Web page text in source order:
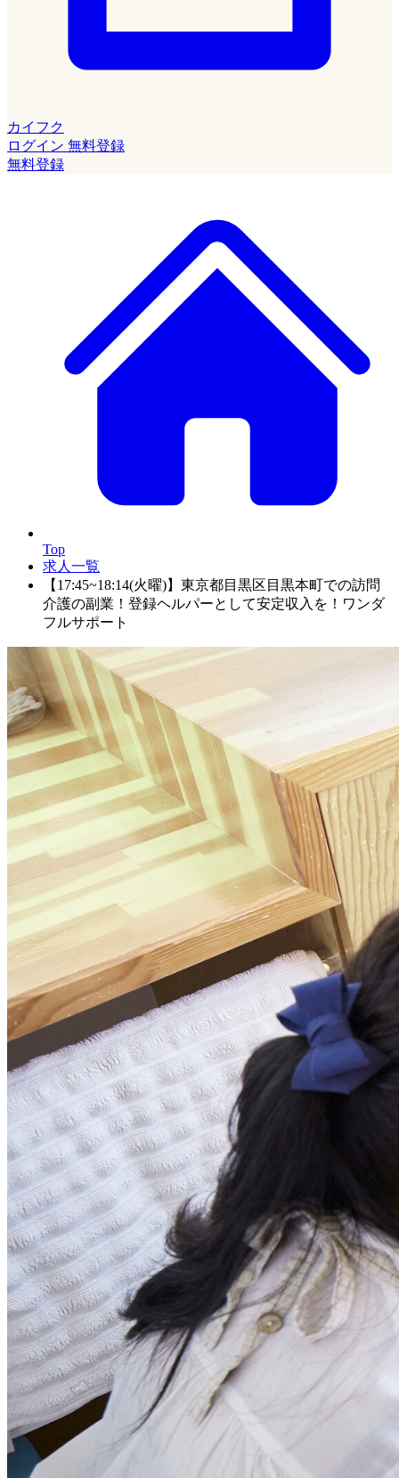
カイフク
ログイン 無料登録
無料登録
Top
求人一覧
【17:45~18:14(火曜)】東京都目黒区目黒本町での訪問
介護の副業！登録ヘルパーとして安定収入を！ワンダ
フルサポート